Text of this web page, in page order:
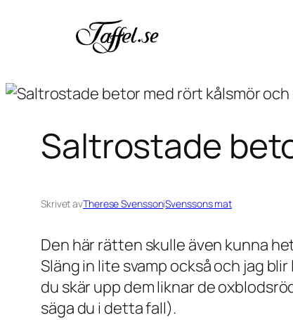
Saltrostade
Skrivet avTherese SvenssoniSvenssons mat
Den här rätten skulle även kunna
Släng in lite svamp också och jag
du skär upp dem liknar de
säga du i detta fall).